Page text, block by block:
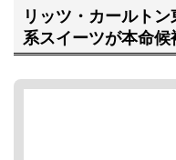
リッツ・カールト
系スイーツが本命候